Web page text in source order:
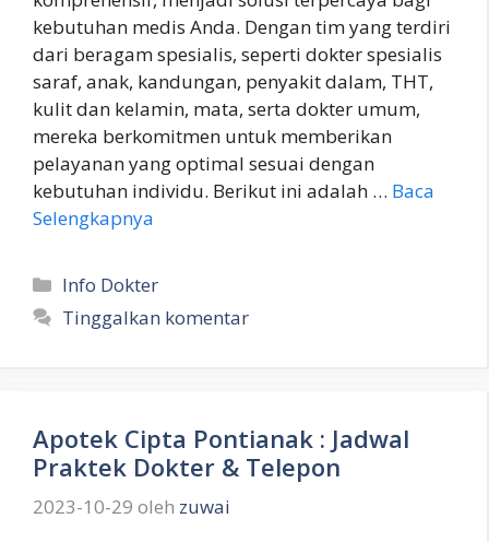
kebutuhan medis Anda. Dengan tim yang terdiri
dari beragam spesialis, seperti dokter spesialis
saraf, anak, kandungan, penyakit dalam, THT,
kulit dan kelamin, mata, serta dokter umum,
mereka berkomitmen untuk memberikan
pelayanan yang optimal sesuai dengan
kebutuhan individu. Berikut ini adalah … Baca
Selengkapnya
Kategori
Info Dokter
Tinggalkan komentar
Apotek Cipta Pontianak : Jadwal
Praktek Dokter & Telepon
2023-10-29 oleh zuwai